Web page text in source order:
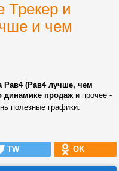
Трекер и
и чем
Рав4 (Рав4 лучше, чем
динамике продажи прочее -
полезные графики.
TW OK